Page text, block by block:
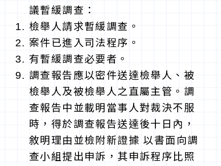
議暫緩調查：
檢舉人請求暫緩調查。
案件已進入司法程序。
有暫緩調查必要者。
調查報告應以密件送達檢舉人、被
檢舉人及被檢舉人之直屬主管。調
查報告中並載明當事人對裁決不服
時，得於調查報告送達後十日內，
敘明理由並檢附新證據 以書面向調
查小組提出申訴，其申訴程序比照